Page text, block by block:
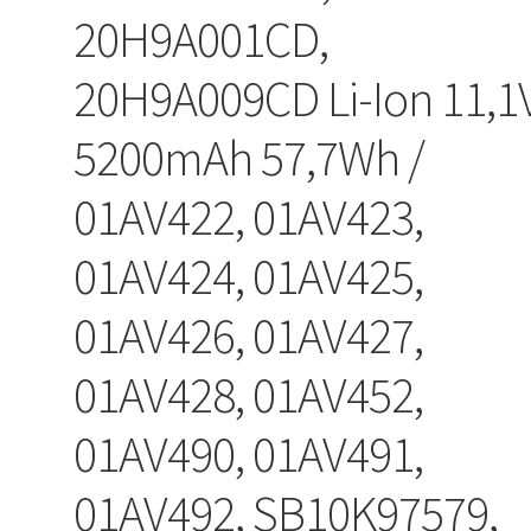
20H9A001CD,
20H9A009CD Li-Ion
5200mAh 57,7Wh /
01AV422, 01AV423,
01AV424, 01AV425,
01AV426, 01AV427,
01AV428, 01AV452,
01AV490, 01AV491,
01AV492, SB10K97579,